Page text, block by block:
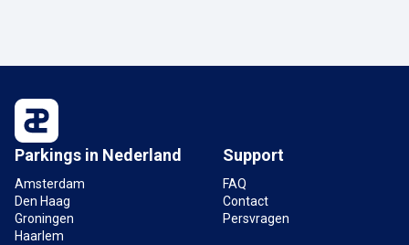
Parkings in Nederland
Amsterdam
Den Haag
Groningen
Haarlem
Support
FAQ
Contact
Persvragen